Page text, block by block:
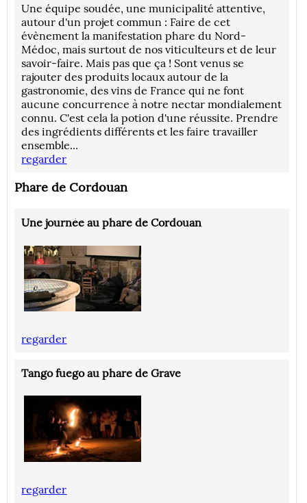
Une équipe soudée, une municipalité attentive,
autour d'un projet commun : Faire de cet
évènement la manifestation phare du Nord-
Médoc, mais surtout de nos viticulteurs et de leur
savoir-faire. Mais pas que ça ! Sont venus se
rajouter des produits locaux autour de la
gastronomie, des vins de France qui ne font
aucune concurrence à notre nectar mondialement
connu. C'est cela la potion d'une réussite. Prendre
des ingrédients différents et les faire travailler
ensemble...
regarder
Phare de Cordouan
Une journée au phare de Cordouan
‪regarder
Tango fuego au phare de Grave
‪regarder